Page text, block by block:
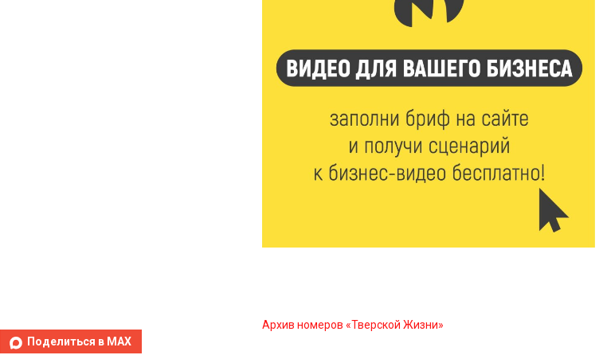
Поделиться в MAX
163
дождь: что ждёт жителей Тверской области
сегодня
6 Авг 2026 08:10 229
В Твери открываются две масштабные выставки
известных художников
Госавтоинспекции
«Тотального диктанта»
Архив номеров «Тверской Жизни»